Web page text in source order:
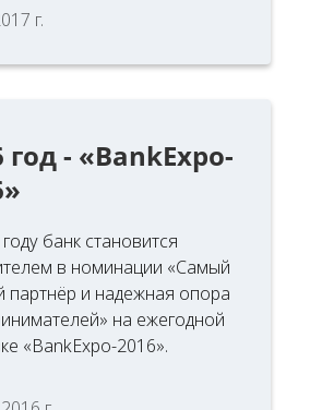
г.
год - «BankExpo-
банк становится
в номинации «Самый
партнёр и надежная опора
на ежегодной
«BankExpo-2016».